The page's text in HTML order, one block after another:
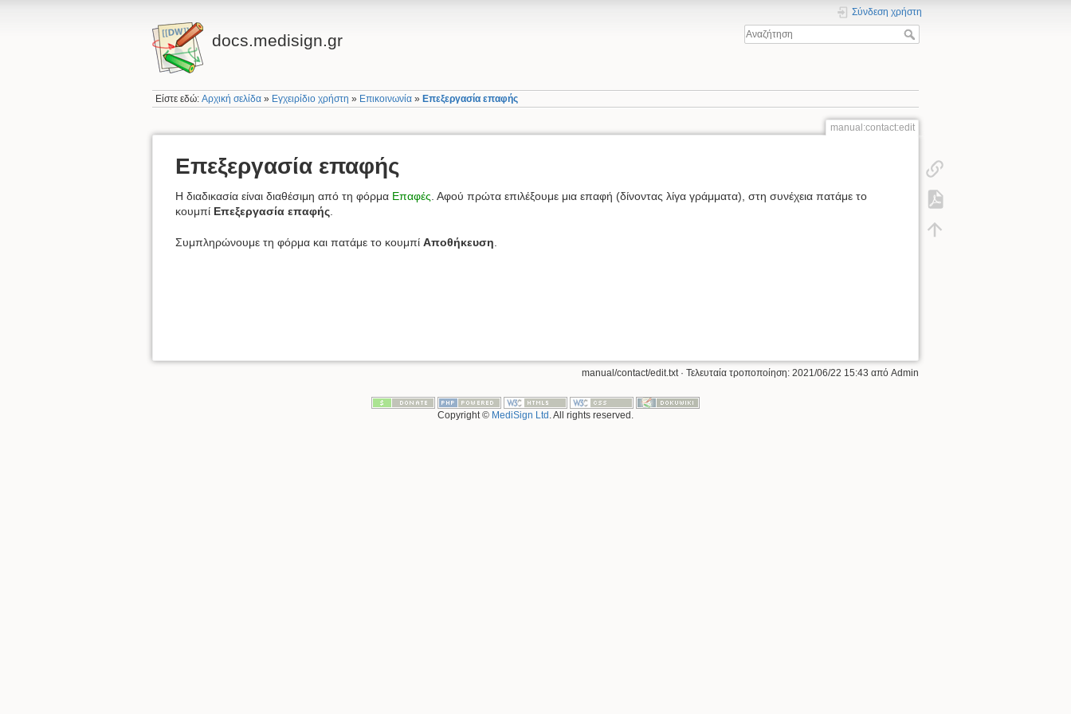
docs.medisign.gr
Σύνδεση χρήστη
Είστε εδώ:Αρχική σελίδα » Εγχειρίδιο χρήστη » Επικοινωνία » Επεξεργασία επαφής
manual:contact:edit
Επεξεργασία επαφής
Η διαδικασία είναι διαθέσιμη από τη φόρμα Επαφές. Αφού πρώτα επιλέξουμε μια επαφή (δίνοντας λίγα γράμματα), στη συνέχεια πατάμε το
κουμπί Επεξεργασία επαφής.
Συμπληρώνουμε τη φόρμα και πατάμε το κουμπί Αποθήκευση
manual/contact/edit.txt · Τελευταία τροποποίηση: 2021/06/22 15:43 από Admin
Copyright © MediSign Ltd . All rights reserved.